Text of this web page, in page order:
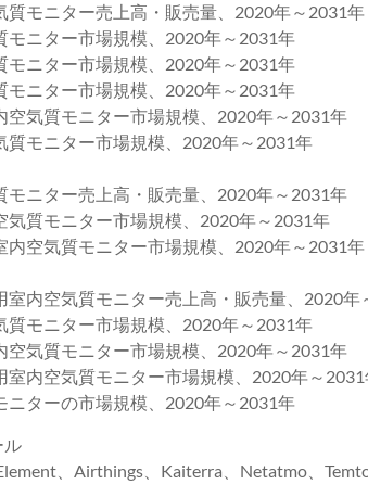
モニター売上高・販売量、2020年～2031年
ニター市場規模、2020年～2031年
ニター市場規模、2020年～2031年
ニター市場規模、2020年～2031年
気質モニター市場規模、2020年～2031年
モニター市場規模、2020年～2031年
ニター売上高・販売量、2020年～2031年
質モニター市場規模、2020年～2031年
空気質モニター市場規模、2020年～2031年
内空気質モニター売上高・販売量、2020年
モニター市場規模、2020年～2031年
気質モニター市場規模、2020年～2031年
内空気質モニター市場規模、2020年～2031
ターの市場規模、2020年～2031年
ル
、Airthings、Kaiterra、Netatmo、